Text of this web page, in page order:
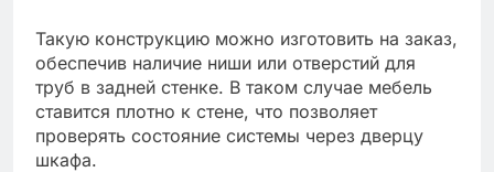
Такую конструкцию можно изготовить на заказ,
обеспечив наличие ниши или отверстий для
труб в задней стенке. В таком случае мебель
ставится плотно к стене, что позволяет
проверять состояние системы через дверцу
шкафа.